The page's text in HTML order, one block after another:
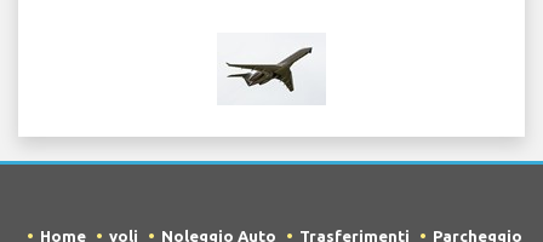
Home voli Noleggio Auto Trasferimenti Parcheggio